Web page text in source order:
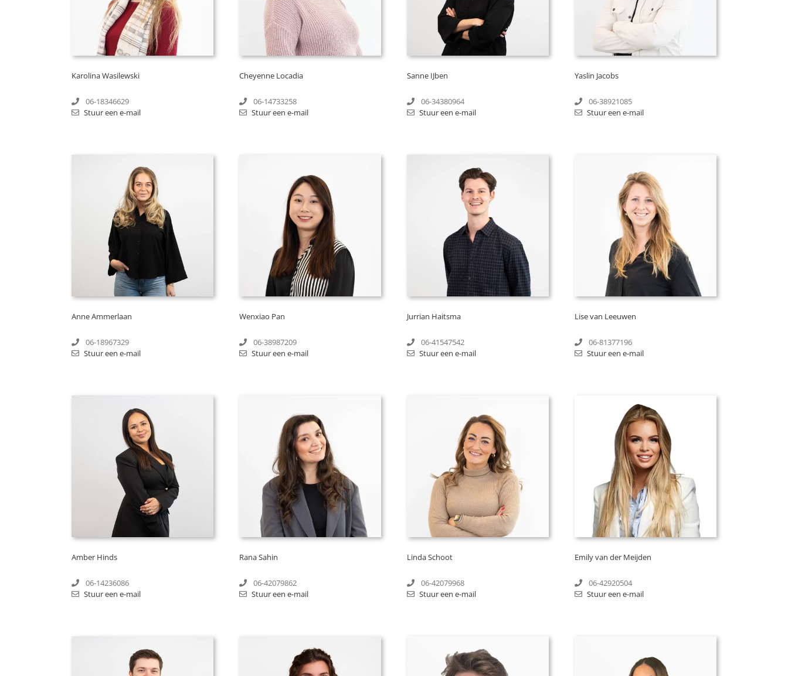
Karolina Wasilewski
06-18346629
Stuur een e-mail
Cheyenne Locadia
06-14733258
Stuur een e-mail
Sanne IJben
06-34380964
Stuur een e-mail
Yaslin Jacobs
06-38921085
Stuur een e-mail
Anne Ammerlaan
06-18967329
Stuur een e-mail
Wenxiao Pan
06-38987209
Stuur een e-mail
Jurrian Haitsma
06-41547542
Stuur een e-mail
Lise van Leeuwen
06-81377196
Stuur een e-mail
Amber Hinds
06-14236086
Stuur een e-mail
Rana Sahin
06-42079862
Stuur een e-mail
Linda Schoot
06-42079968
Stuur een e-mail
Emily van der Meijden
06-42920504
Stuur een e-mail